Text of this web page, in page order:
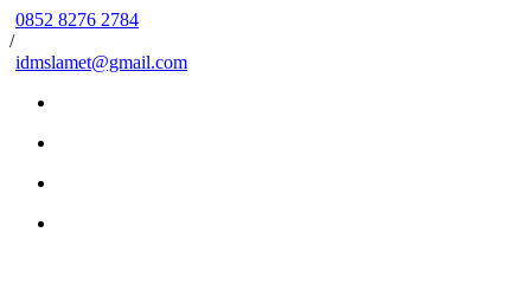
0852 8276 2784
/
idmslamet@gmail.com